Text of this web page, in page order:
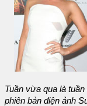
Tuần vừa qua là
phiên bản điện ảnh